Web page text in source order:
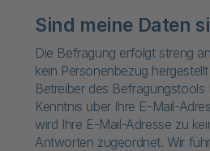
Sind meine Daten
Die Befragung erfolgt streng
kein Personenbezug
Betreiber des Befragungstools
Kenntnis über Ihre E-Mail-
wird Ihre E-Mail-Adresse zu
Antworten zugeordnet. Wir